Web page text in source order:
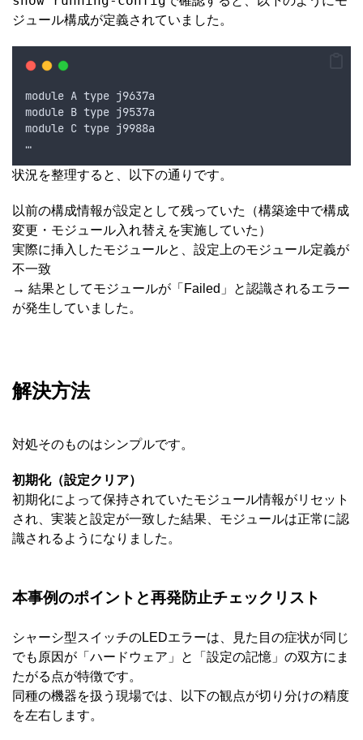
ジュール構成が定義されていました。
module A type j9637a
module B type j9537a
module C type j9988a
…
状況を整理すると、以下の通りです。
以前の構成情報が設定として残っていた（構築途中で構成
変更・モジュール入れ替えを実施していた）
実際に挿入したモジュールと、設定上のモジュール定義が
不一致
→ 結果としてモジュールが「Failed」と認識されるエラー
が発生していました。
解決方法
対処そのものはシンプルです。
初期化（設定クリア）
初期化によって保持されていたモジュール情報がリセット
され、実装と設定が一致した結果、モジュールは正常に認
識されるようになりました。
本事例のポイントと再発防止チェックリスト
シャーシ型スイッチのLEDエラーは、見た目の症状が同じ
でも原因が「ハードウェア」と「設定の記憶」の双方にま
たがる点が特徴です。
同種の機器を扱う現場では、以下の観点が切り分けの精度
を左右します。